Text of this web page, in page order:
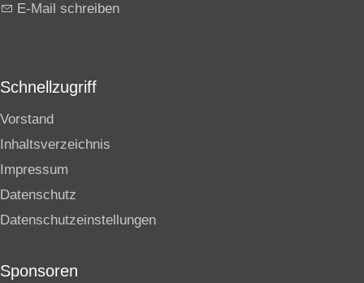
E-Mail schreiben
Schnellzugriff
Vorstand
Inhaltsverzeichnis
Impressum
Datenschutz
Datenschutzeinstellungen
Sponsoren